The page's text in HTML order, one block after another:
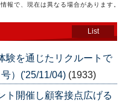
報で、現在は異なる場合があります。
List
験を通じたリクルートで
）('25/11/04) (1933)
ト開催し顧客接点広げる